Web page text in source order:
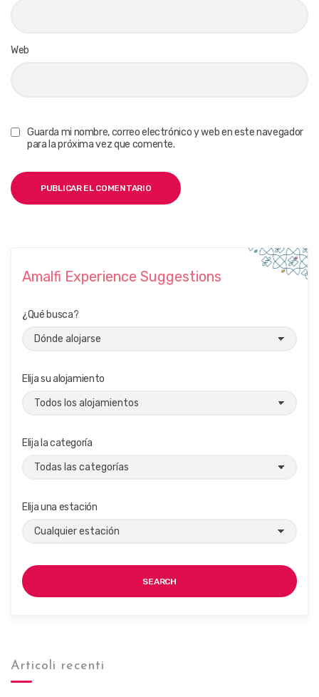
Web
Guarda mi nombre, correo electrónico y web en este navegador
para la próxima vez que comente.
Amalfi Experience Suggestions
¿Qué busca?
Elija su alojamiento
Elija la categoría
Elija una estación
SEARCH
Articoli recenti